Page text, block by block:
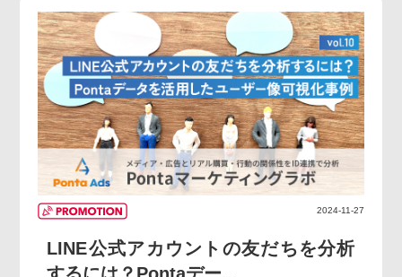
2024-11-27
LINE公式アカウントの友だちを分析